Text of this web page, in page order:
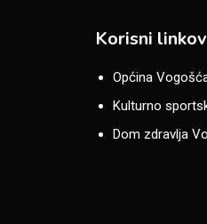
Korisni
Općina
Kulturno
Dom zdravlja